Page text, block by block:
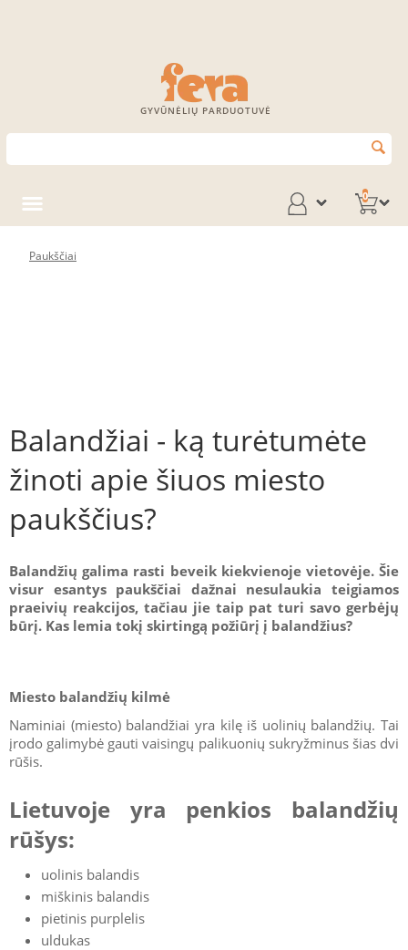
GYVŪNĖLIŲ PARDUOTUVĖ
0
Paukščiai
Balandžiai - ką turėtumėte
žinoti apie šiuos miesto
paukščius?
Balandžių galima rasti beveik kiekvienoje vietovėje. Šie
visur esantys paukščiai dažnai nesulaukia teigiamos
praeivių reakcijos, tačiau jie taip pat turi savo gerbėjų
būrį. Kas lemia tokį skirtingą požiūrį į balandžius?
Miesto balandžių kilmė
Naminiai (miesto) balandžiai yra kilę iš uolinių balandžių. Tai
įrodo galimybė gauti vaisingų palikuonių sukryžminus šias dvi
rūšis.
Lietuvoje yra penkios balandžių
rūšys:
uolinis balandis
miškinis balandis
pietinis purplelis
uldukas